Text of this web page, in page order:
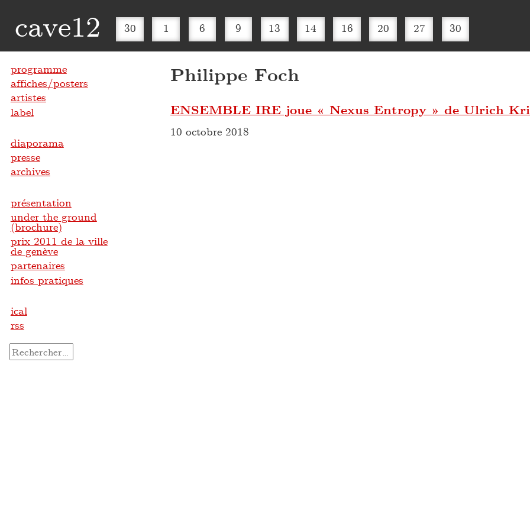
cave12 30 1 6 9 13 14 16 20 27 30
Philippe Foch
ENSEMBLE IRE joue « Nexus Entropy » de Ulrich
10 octobre 2018
programme
affiches/posters
artistes
label
diaporama
presse
archives
présentation
under the ground
(brochure)
prix 2011 de la ville
de genève
partenaires
infos pratiques
ical
rss
Rechercher :